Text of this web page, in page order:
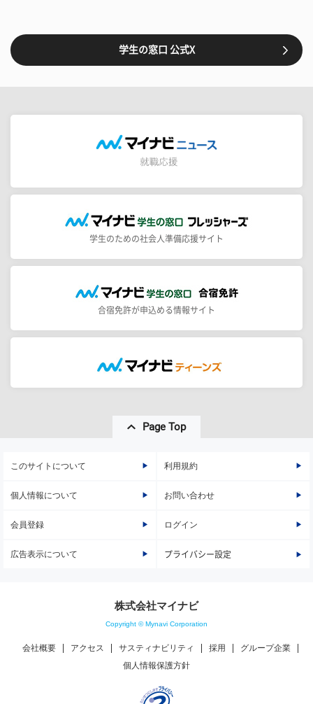
学生の窓口 公式X
学生のための社会人準備応援サイト
合宿免許が申込める情報サイト
Page Top
このサイトについて 利用規約
個人情報について お問い合わせ
会員登録 ログイン
広告表示について プライバシー設定
株式会社マイナビ
Copyright © Mynavi Corporation
会社概要 アクセス サスティナビリティ 採用
グループ企業
個人情報保護方針